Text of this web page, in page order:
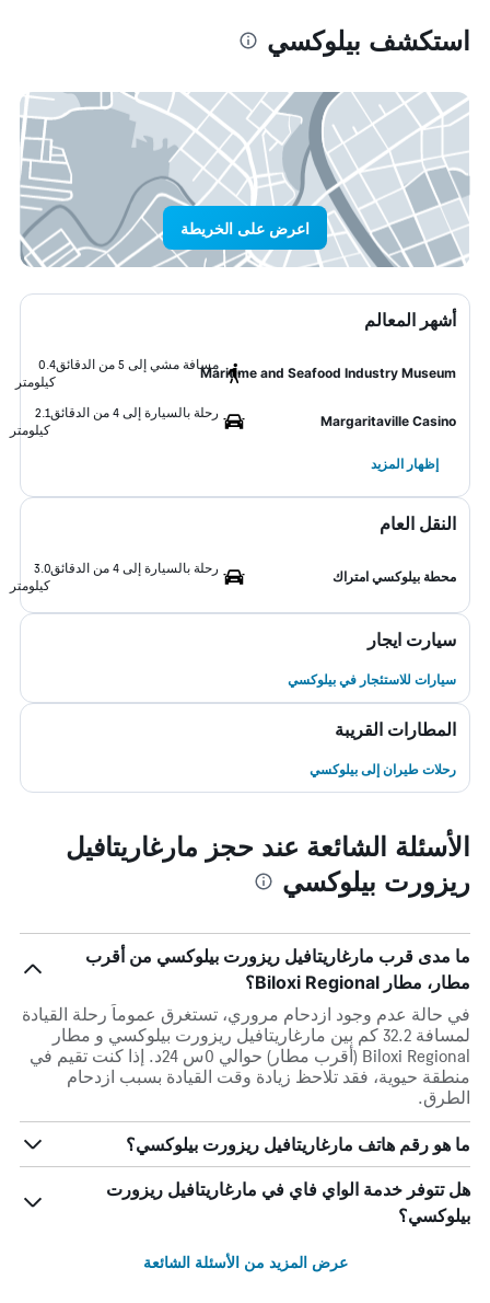
استكشف بيلوكسي
اعرض على الخريطة
أشهر المعالم
Maritime and Seafood Industry Museum
مسافة مشي إلى 5 من الدقائق
0.4
كيلومتر
Margaritaville Casino
رحلة بالسيارة إلى 4 من الدقائق
2.1
كيلومتر
إظهار المزيد
النقل العام
محطة بيلوكسي امتراك
رحلة بالسيارة إلى 4 من الدقائق
3.0
كيلومتر
سيارت ايجار
سيارات للاستئجار في بيلوكسي
المطارات القريبة
رحلات طيران إلى بيلوكسي
الأسئلة الشائعة عند حجز مارغاريتافيل
ريزورت بيلوكسي
ما مدى قرب مارغاريتافيل ريزورت بيلوكسي من أقرب
مطار، مطار Biloxi Regional؟
في حالة عدم وجود ازدحام مروري، تستغرق عموماً رحلة القيادة
لمسافة 32.2 كم بين مارغاريتافيل ريزورت بيلوكسي و مطار
Biloxi Regional (أقرب مطار) حوالي 0س 24د. إذا كنت تقيم في
منطقة حيوية، فقد تلاحظ زيادة وقت القيادة بسبب ازدحام
الطرق.
ما هو رقم هاتف مارغاريتافيل ريزورت بيلوكسي؟
هل تتوفر خدمة الواي فاي في مارغاريتافيل ريزورت
بيلوكسي؟
عرض المزيد من الأسئلة الشائعة